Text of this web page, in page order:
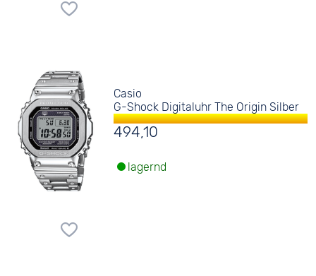
Casio
G-Shock Digitaluhr The Origin Silber
494,10
lagernd